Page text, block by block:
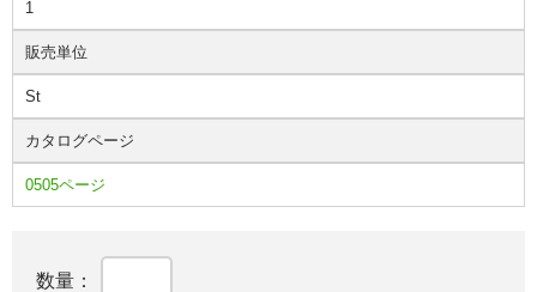
1
販売単位
St
カタログページ
0505ページ
数量：